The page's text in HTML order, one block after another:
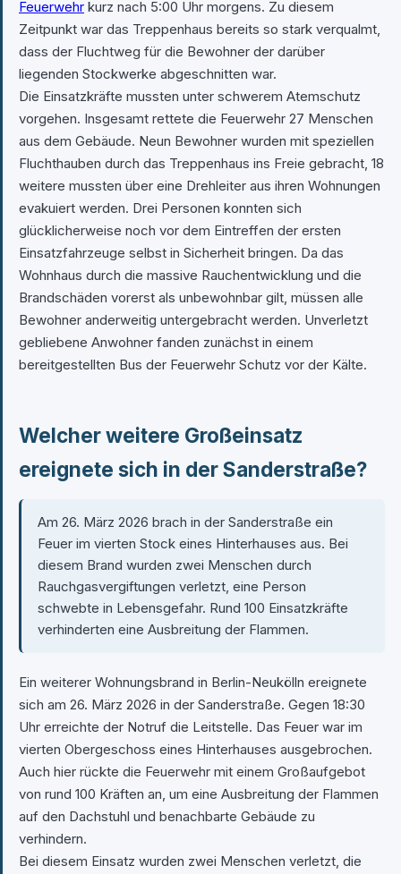
Feuerwehr kurz nach 5:00 Uhr morgens. Zu diesem
Zeitpunkt war das Treppenhaus bereits so stark verqualmt,
dass der Fluchtweg für die Bewohner der darüber
liegenden Stockwerke abgeschnitten war.
Die Einsatzkräfte mussten unter schwerem Atemschutz
vorgehen. Insgesamt rettete die Feuerwehr 27 Menschen
aus dem Gebäude. Neun Bewohner wurden mit speziellen
Fluchthauben durch das Treppenhaus ins Freie gebracht, 18
weitere mussten über eine Drehleiter aus ihren Wohnungen
evakuiert werden. Drei Personen konnten sich
glücklicherweise noch vor dem Eintreffen der ersten
Einsatzfahrzeuge selbst in Sicherheit bringen. Da das
Wohnhaus durch die massive Rauchentwicklung und die
Brandschäden vorerst als unbewohnbar gilt, müssen alle
Bewohner anderweitig untergebracht werden. Unverletzt
gebliebene Anwohner fanden zunächst in einem
bereitgestellten Bus der Feuerwehr Schutz vor der Kälte.
Welcher weitere Großeinsatz
ereignete sich in der Sanderstraße?
Am 26. März 2026 brach in der Sanderstraße ein
Feuer im vierten Stock eines Hinterhauses aus. Bei
diesem Brand wurden zwei Menschen durch
Rauchgasvergiftungen verletzt, eine Person
schwebte in Lebensgefahr. Rund 100 Einsatzkräfte
verhinderten eine Ausbreitung der Flammen.
Ein weiterer Wohnungsbrand in Berlin-Neukölln ereignete
sich am 26. März 2026 in der Sanderstraße. Gegen 18:30
Uhr erreichte der Notruf die Leitstelle. Das Feuer war im
vierten Obergeschoss eines Hinterhauses ausgebrochen.
Auch hier rückte die Feuerwehr mit einem Großaufgebot
von rund 100 Kräften an, um eine Ausbreitung der Flammen
auf den Dachstuhl und benachbarte Gebäude zu
verhindern.
Bei diesem Einsatz wurden zwei Menschen verletzt, die